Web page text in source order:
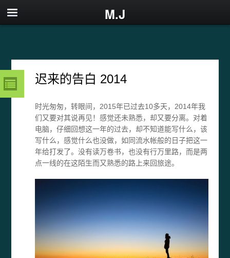
M.J
迟来的告白 2014
时光匆匆，转眼间，2015年已过去10多天，2014年我
们又要对其说再见！感觉还未熟悉，却又要分离。对着
电脑，仔细回想这一年的过去，却不知道能写什么，该
写什么，感觉什么也没做，如同流水帐般的日子把这一
年给打发了。没有读万卷书，也没有行万里路，而是两
点一线的在这陌生而又熟悉的路上来回旅途。